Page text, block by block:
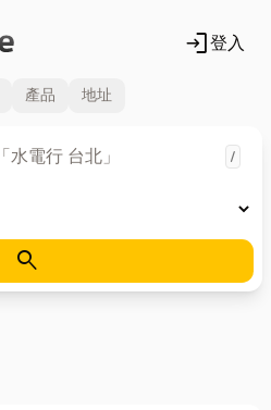
login登入
產品 地址
/
search